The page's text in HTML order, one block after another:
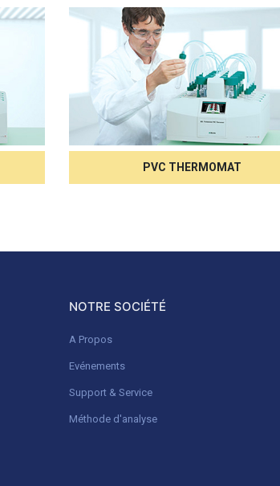
PVC THERMOMAT
NOTRE SOCIÉTÉ
A Propos
Evénements
Support & Service
Méthode d'analyse